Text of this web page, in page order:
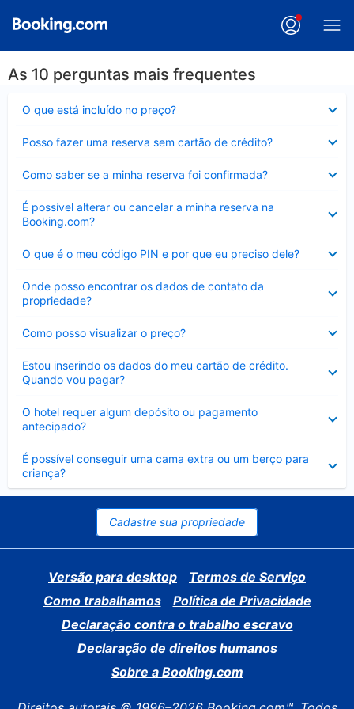
As 10 perguntas mais frequentes
O que está incluído no preço?
Posso fazer uma reserva sem cartão de crédito?
Como saber se a minha reserva foi confirmada?
É possível alterar ou cancelar a minha reserva na
Booking.com?
Contraído
O que é o meu código PIN e por que eu preciso dele?
Onde posso encontrar os dados de contato da
propriedade?
Como posso visualizar o preço?
Estou inserindo os dados do meu cartão de crédito.
Quando vou pagar?
O hotel requer algum depósito ou pagamento
antecipado?
É possível conseguir uma cama extra ou um berço para
criança?
Contraído
Cadastre sua propriedade
Versão para desktop
Termos de Serviço
Como trabalhamos
Política de Privacidade
Declaração contra o trabalho escravo
Declaração de direitos humanos
Sobre a Booking.com